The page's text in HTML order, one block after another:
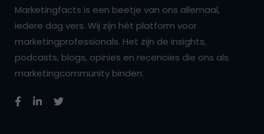
Marketingfacts is een beetje van ons allemaal,
iedere dag vers. Wij zijn hét platform voor
marketingprofessionals. Het zijn de insights,
podcasts, blogs, opinies en recencies die ons als
marketingcommunity binden.